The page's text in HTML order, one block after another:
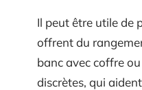
Il peut être utile de
offrent du
banc avec coffre
discrètes, qui